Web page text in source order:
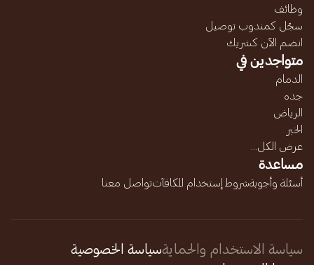
وظائف
سجّل كمندوب توصيل
انضم الآن كشريك
متواجدين في
الدمام
جده
الرياض
الخبر
عرض الكل...
مساعدة
أسئلة وأجوبةشروط إستخدام المكافآتتواصل معنا
سياسة الاستخدام والحمايةسياسة الخصوصية